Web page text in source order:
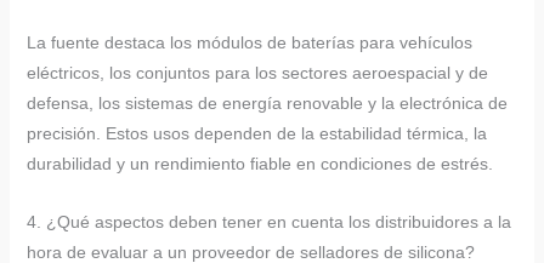
La fuente destaca los módulos de baterías para vehículos
eléctricos, los conjuntos para los sectores aeroespacial y de
defensa, los sistemas de energía renovable y la electrónica de
precisión. Estos usos dependen de la estabilidad térmica, la
durabilidad y un rendimiento fiable en condiciones de estrés.
4. ¿Qué aspectos deben tener en cuenta los distribuidores a la
hora de evaluar a un proveedor de selladores de silicona?